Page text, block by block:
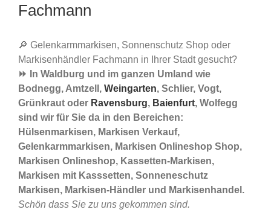
Fachmann
🔎 Gelenkarmmarkisen, Sonnenschutz Shop oder
Markisenhändler Fachmann in Ihrer Stadt gesucht?
⏩ In Waldburg und im ganzen Umland wie
Bodnegg, Amtzell, Weingarten, Schlier, Vogt,
Grünkraut oder Ravensburg, Baienfurt, Wolfegg
sind wir für Sie da in den Bereichen:
Hülsenmarkisen, Markisen Verkauf,
Gelenkarmmarkisen, Markisen Onlineshop Shop,
Markisen Onlineshop, Kassetten-Markisen,
Markisen mit Kasssetten, Sonneneschutz
Markisen, Markisen-Händler und Markisenhandel.
Schön dass Sie zu uns gekommen sind.